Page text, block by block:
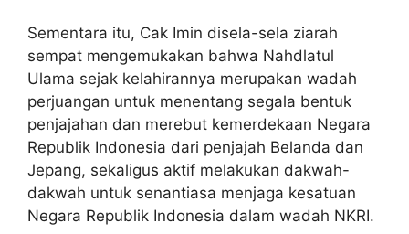
Sementara itu, Cak Imin disela-sela ziarah
sempat mengemukakan bahwa Nahdlatul
Ulama sejak kelahirannya merupakan wadah
perjuangan untuk menentang segala bentuk
penjajahan dan merebut kemerdekaan Negara
Republik Indonesia dari penjajah Belanda dan
Jepang, sekaligus aktif melakukan dakwah-
dakwah untuk senantiasa menjaga kesatuan
Negara Republik Indonesia dalam wadah NKRI.